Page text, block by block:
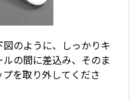
のように、しっかりキ
の間に差込み、そのま
を取り外してくださ